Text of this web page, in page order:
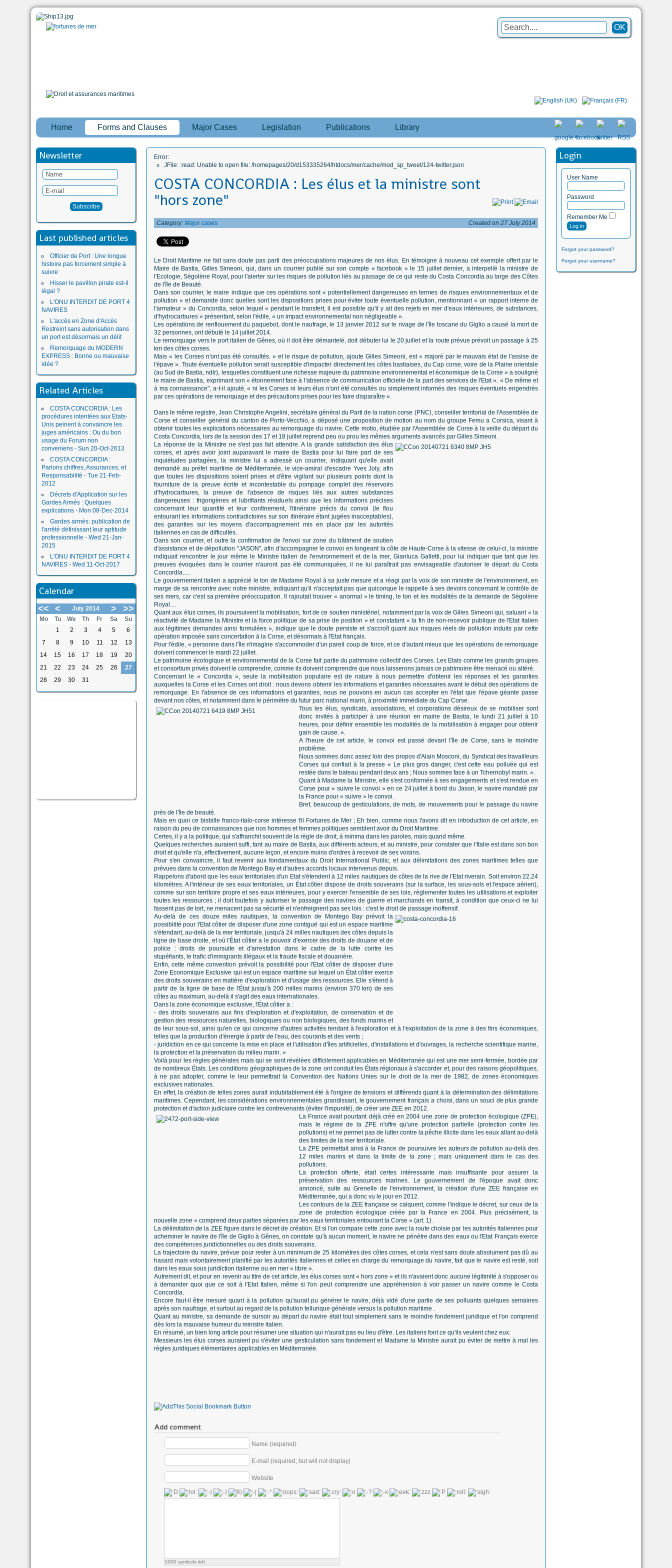
Home Forms and Clauses Major Cases Legislation Publications Library
Newsletter
Last published articles
Officier de Port : Une longue
histoire pas forcement simple à
suivre
Hisser le pavillon pirate est-il
légal ?
L'ONU INTERDIT DE PORT 4
NAVIRES
L'accès en Zone d'Accès
Restreint sans autorisation dans
un port est désormais un délit
Remorquage du MODERN
EXPRESS : Bonne ou mauvaise
idée ?
Related Articles
COSTA CONCORDIA : Les
procédures intentées aux Etats-
Unis peinent à convaincre les
juges américains : Ou du bon
usage du Forum non
conveniens - Sun 20-Oct-2013
COSTA CONCORDIA :
Parlons chiffres, Assurances, et
Responsabilité - Tue 21-Feb-
2012
Décrets d'Application sur les
Gardes Armés : Quelques
explications - Mon 08-Dec-2014
Gardes armés: publication de
l'arrêté définissant leur aptitude
professionnelle - Wed 21-Jan-
2015
L'ONU INTERDIT DE PORT 4
NAVIRES - Wed 11-Oct-2017
Calendar
<< < July 2014 > >>
Mo Tu We Th Fr Sa
Su
1
2 3 4 5
6
7
8 9 10 11 12
13
14
15 16 17 18 19
20
21
22 23 24 25 26
27
28
29 30 31
Login
User Name
Password
Remember Me
Forgot your password?
Forgot your username?
Error:
JFile: :read: Unable to open file: /homepages/20/d153335264/htdocs/mer/cache/mod_sp_tweet/124-twitter.json
COSTA CONCORDIA : Les élus et la ministre sont
"hors zone"
Category: Major cases Created on 27 July 2014
Le Droit Maritime ne fait sans doute pas parti des préoccupations majeures de nos élus. En témoigne à nouveau cet exemple offert par le
Maire de Bastia, Gilles Simeoni, qui, dans un courrier publié sur son compte « facebook » le 15 juillet dernier, a interpellé la ministre de
l'Ecologie, Ségolène Royal, pour l'alerter sur les risques de pollution liés au passage de ce qui reste du Costa Concordia au large des Côtes
de l'île de Beauté.
Dans son courrier, le maire indique que ces opérations sont « potentiellement dangereuses en termes de risques environnementaux et de
pollution » et demande donc quelles sont les dispositions prises pour éviter toute éventuelle pollution, mentionnant « un rapport interne de
l'armateur » du Concordia, selon lequel « pendant le transfert, il est possible qu'il y ait des rejets en mer d'eaux intérieures, de substances,
d'hydrocarbures » présentant, selon l'édile, « un impact environnemental non négligeable ».
Les opérations de renflouement du paquebot, dont le naufrage, le 13 janvier 2012 sur le rivage de l'île toscane du Giglio a causé la mort de
32 personnes, ont débuté le 14 juillet 2014.
Le remorquage vers le port italien de Gênes, où il doit être démantelé, doit débuter lui le 20 juillet et la route prévue prévoit un passage à 25
km des côtes corses.
Mais « les Corses n'ont pas été consultés. » et le risque de pollution, ajoute Gilles Simeoni, est « majoré par le mauvais état de l'assise de
l'épave ». Toute éventuelle pollution serait susceptible d'impacter directement les côtes bastiaises, du Cap corse, voire de la Plaine orientale
(au Sud de Bastia, ndlr), lesquelles constituent une richesse majeure du patrimoine environnemental et économique de la Corse » a souligné
le maire de Bastia, exprimant son « étonnement face à l'absence de communication officielle de la part des services de l'Etat ». « De même et
à ma connaissance", a-t-il ajouté, « ni les Corses ni leurs élus n'ont été consultés ou simplement informés des risques éventuels engendrés
par ces opérations de remorquage et des précautions prises pour les faire disparaître ».
Dans le même registre, Jean Christophe Angelini, secrétaire général du Parti de la nation corse (PNC), conseiller territorial de l'Assemblée de
Corse et conseiller général du canton de Porto-Vecchio, a déposé une proposition de motion au nom du groupe Femu a Corsica, visant à
obtenir toutes les explications nécessaires au remorquage du navire. Cette motio, étudiée par l'Assemblée de Corse à la veille du départ du
Costa Concordia, lors de la session des 17 et 18 juillet reprend peu ou prou les mêmes arguments avancés par Gilles Simeoni.
La réponse de la Ministre ne s'est pas fait attendre. A la grande satisfaction des élus
corses, et après avoir joint auparavant le maire de Bastia pour lui faire part de ses
inquiétudes partagées, la ministre lui a adressé un courrier, indiquant qu'elle avait
demandé au préfet maritime de Méditerranée, le vice-amiral d'escadre Yves Joly, afin
que toutes les dispositions soient prises et d'être vigilant sur plusieurs points dont la
fourniture de la preuve écrite et incontestable du pompage complet des réservoirs
d'hydrocarbures, la preuve de l'absence de risques liés aux autres substances
dangereuses : frigorigènes et lubrifiants résiduels ainsi que les informations précises
concernant leur quantité et leur confinement, l'itinéraire précis du convoi (le flou
entourant les informations contradictoires sur son itinéraire étant jugées inacceptables),
des garanties sur les moyens d'accompagnement mis en place par les autorités
italiennes en cas de difficultés.
Dans son courrier, et outre la confirmation de l'envoi sur zone du bâtiment de soutien
d'assistance et de dépollution "JASON", afin d'accompagner le convoi en longeant la côte de Haute-Corse à la vitesse de celui-ci, la ministre
indiquait rencontrer le jour même le Ministre italien de l'environnement et de la mer, Gianluca Galletti, pour lui indiquer que tant que les
preuves évoquées dans le courrier n'auront pas été communiquées, il ne lui paraîtrait pas envisageable d'autoriser le départ du Costa
Concordia.....
Le gouvernement italien a apprécié le ton de Madame Royal à sa juste mesure et a réagi par la voix de son ministre de l'environnement, en
marge de sa rencontre avec notre ministre, indiquant qu'il n'acceptait pas que quiconque le rappelle à ses devoirs concernant le contrôle de
ses mers, car c'est sa première préoccupation. Il rajoutait trouver « anormal » le timing, le ton et les modalités de la demande de Ségolène
Royal....
Quant aux élus corses, ils poursuivent la mobilisation, fort de ce soutien ministériel, notamment par la voix de Gilles Simeoni qui, saluant « la
réactivité de Madame la Ministre et la force politique de sa prise de position » et constatant « la fin de non-recevoir publique de l'Etat italien
aux légitimes demandes ainsi formulées », indique que le doute persiste et s'accroît quant aux risques réels de pollution induits par cette
opération imposée sans concertation à la Corse, et désormais à l'Etat français.
Pour l'édile, « personne dans l'île n'imagine s'accommoder d'un pareil coup de force, et ce d'autant mieux que les opérations de remorquage
doivent commencer le mardi 22 juillet.
Le patrimoine écologique et environnemental de la Corse fait partie du patrimoine collectif des Corses. Les Etats comme les grands groupes
et consortium privés doivent le comprendre, comme ils doivent comprendre que nous laisserons jamais ce patrimoine être menacé ou altéré.
Concernant le « Concordia », seule la mobilisation populaire est de nature à nous permettre d'obtenir les réponses et les garanties
auxquelles la Corse et les Corses ont droit : nous devons obtenir les informations et garanties nécessaires avant le début des opérations de
remorquage. En l'absence de ces informations et garanties, nous ne pouvons en aucun cas accepter en l'état que l'épave géante passe
devant nos côtes, et notamment dans le périmètre du futur parc national marin, à proximité immédiate du Cap Corse.
Tous les élus, syndicats, associations, et corporations désireux de se mobiliser sont
donc invités à participer à une réunion en mairie de Bastia, le lundi 21 juillet à 10
heures, pour définir ensemble les modalités de la mobilisation à engager pour obtenir
gain de cause. ».
A l'heure de cet article, le convoi est passé devant l'île de Corse, sans le moindre
problème.
Nous sommes donc assez loin des propos d'Alain Mosconi, du Syndicat des travailleurs
Corses qui confiait à la presse « Le plus gros danger, c'est cette eau polluée qui est
restée dans le bateau pendant deux ans ; Nous sommes face à un Tchernobyl marin. ».
Quant à Madame la Ministre, elle s'est conformée à ses engagements et s'est rendue en
Corse pour « suivre le convoi » en ce 24 juillet à bord du Jason, le navire mandaté par
la France pour « suivre » le convoi.
Bref, beaucoup de gesticulations, de mots, de mouvements pour le passage du navire
près de l'île de beauté.
Mais en quoi ce bisbille franco-italo-corse intéresse t'il Fortunes de Mer ; Eh bien, comme nous l'avons dit en introduction de cet article, en
raison du peu de connaissances que nos hommes et femmes politiques semblent avoir du Droit Maritime.
Certes, il y a la politique, qui s'affranchit souvent de la règle de droit, à minima dans les paroles, mais quand même.
Quelques recherches auraient suffi, tant au maire de Bastia, aux différents acteurs, et au ministre, pour constater que l'Italie est dans son bon
droit et qu'elle n'a, effectivement, aucune leçon, et encore moins d'ordres à recevoir de ses voisins.
Pour s'en convaincre, il faut revenir aux fondamentaux du Droit International Public, et aux délimitations des zones maritimes telles que
prévues dans la convention de Montego Bay et d'autres accords locaux intervenus depuis.
Rappelons d'abord que les eaux territoriales d'un Etat s'étendent à 12 miles nautiques de côtes de la rive de l'Etat riverain. Soit environ 22.24
kilomètres. A l'intérieur de ses eaux territoriales, un État côtier dispose de droits souverains (sur la surface, les sous-sols et l'espace aérien),
comme sur son territoire propre et ses eaux intérieures, pour y exercer l'ensemble de ses lois, réglementer toutes les utilisations et exploiter
toutes les ressources ; il doit toutefois y autoriser le passage des navires de guerre et marchands en transit, à condition que ceux-ci ne lui
fassent pas de tort, ne menacent pas sa sécurité et n'enfreignent pas ses lois : c'est le droit de passage inoffensif.
Au-delà de ces douze miles nautiques, la convention de Montego Bay prévoit la
possibilité pour l'Etat côtier de disposer d'une zone contiguë qui est un espace maritime
s'étendant, au-delà de la mer territoriale, jusqu'à 24 milles nautiques des côtes depuis la
ligne de base droite, et où l'État côtier a le pouvoir d'exercer des droits de douane et de
police : droits de poursuite et d'arrestation dans le cadre de la lutte contre les
stupéfiants, le trafic d'immigrants illégaux et la fraude fiscale et douanière.
Enfin, cette même convention prévoit la possibilité pour l'Etat côtier de disposer d'une
Zone Economique Exclusive qui est un espace maritime sur lequel un État côtier exerce
des droits souverains en matière d'exploration et d'usage des ressources. Elle s'étend à
partir de la ligne de base de l'État jusqu'à 200 milles marins (environ 370 km) de ses
côtes au maximum, au-delà il s'agit des eaux internationales.
Dans la zone économique exclusive, l'État côtier a :
- des droits souverains aux fins d'exploration et d'exploitation, de conservation et de
gestion des ressources naturelles, biologiques ou non biologiques, des fonds marins et
de leur sous-sol, ainsi qu'en ce qui concerne d'autres activités tendant à l'exploration et à l'exploitation de la zone à des fins économiques,
telles que la production d'énergie à partir de l'eau, des courants et des vents ;
- juridiction en ce qui concerne la mise en place et l'utilisation d'îles artificielles, d'installations et d'ouvrages, la recherche scientifique marine,
la protection et la préservation du milieu marin. »
Voilà pour les règles générales mais qui se sont révélées difficilement applicables en Méditerranée qui est une mer semi-fermée, bordée par
de nombreux États. Les conditions géographiques de la zone ont conduit les États régionaux à s'accorder et, pour des raisons géopolitiques,
à ne pas adopter, comme le leur permettrait la Convention des Nations Unies sur le droit de la mer de 1982, de zones économiques
exclusives nationales.
En effet, la création de telles zones aurait indubitablement été à l'origine de tensions et différends quant à la détermination des délimitations
maritimes. Cependant, les considérations environnementales grandissant, le gouvernement français a choisi, dans un souci de plus grande
protection et d'action judiciaire contre les contrevenants (éviter l'impunité), de créer une ZEE en 2012.
La France avait pourtant déjà créé en 2004 une zone de protection écologique (ZPE),
mais le régime de la ZPE n'offre qu'une protection partielle (protection contre les
pollutions) et ne permet pas de lutter contre la pêche illicite dans les eaux allant au-delà
des limites de la mer territoriale.
La ZPE permettait ainsi à la France de poursuivre les auteurs de pollution au-delà des
12 miles marins et dans la limite de la zone ; mais uniquement dans le cas des
pollutions.
La protection offerte, était certes intéressante mais insuffisante pour assurer la
préservation des ressources marines. Le gouvernement de l'époque avait donc
annoncé, suite au Grenelle de l'environnement, la création d'une ZEE française en
Méditerranée, qui a donc vu le jour en 2012.
Les contours de la ZEE française se calquent, comme l'indique le décret, sur ceux de la
zone de protection écologique créée par la France en 2004. Plus précisément, la
nouvelle zone « comprend deux parties séparées par les eaux territoriales entourant la Corse » (art. 1).
La délimitation de la ZEE figure dans le décret de création. Et si l'on compare cette zone avec la route choisie par les autorités italiennes pour
acheminer le navire de l'île de Giglio à Gênes, on constate qu'à aucun moment, le navire ne pénètre dans des eaux ou l'Etat Français exerce
des compétences juridictionnelles ou des droits souverains.
La trajectoire du navire, prévue pour rester à un minimum de 25 kilomètres des côtes corses, et cela n'est sans doute absolument pas dû au
hasard mais volontairement planifié par les autorités italiennes et celles en charge du remorquage du navire, fait que le navire est resté, soit
dans les eaux sous juridiction italienne ou en mer « libre ».
Autrement dit, et pour en revenir au titre de cet article, les élus corses sont « hors zone » et ils n'avaient donc aucune légitimité à s'opposer ou
à demander quoi que ce soit à l'Etat Italien, même si l'on peut comprendre une appréhension à voir passer un navire comme le Costa
Concordia.
Encore faut-il être mesuré quant à la pollution qu'aurait pu générer le navire, déjà vidé d'une partie de ses polluants quelques semaines
après son naufrage, et surtout au regard de la pollution tellurique générale versus la pollution maritime .
Quant au ministre, sa demande de sursoir au départ du navire était tout simplement sans le moindre fondement juridique et l'on comprend
dès lors la mauvaise humeur du ministre italien.
En résumé, un bien long article pour résumer une situation qui n'aurait pas eu lieu d'être. Les italiens font ce qu'ils veulent chez eux.
Messieurs les élus corses auraient pu s'éviter une gesticulation sans fondement et Madame la Ministre aurait pu éviter de mettre à mal les
règles juridiques élémentaires applicables en Méditerranée.
Add comment
Name (required)
E-mail (required, but will not display)
Website
1000 symbols left